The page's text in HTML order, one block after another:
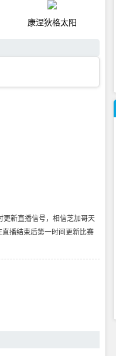
康涅狄格太阳
更新直播信号，相信芝加哥天
播结束后第一时间更新比赛